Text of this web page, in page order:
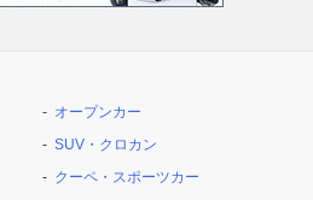
オープンカー
SUV・クロカン
クーペ・スポーツカー